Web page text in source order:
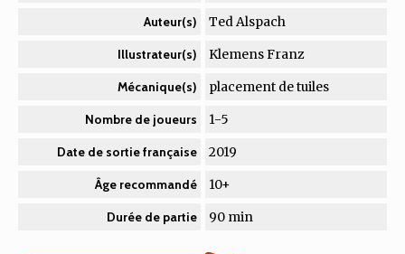
Auteur(s) Ted Alspach
Illustrateur(s) Klemens Franz
Mécanique(s) placement de tuiles
Nombre de joueurs 1-5
Date de sortie française 2019
Âge recommandé 10+
Durée de partie 90 min